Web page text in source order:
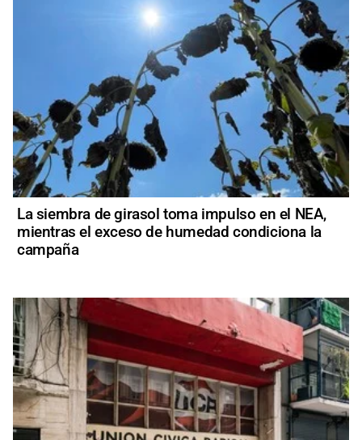
La siembra de girasol toma impulso en el NEA,
mientras el exceso de humedad condiciona la
campaña